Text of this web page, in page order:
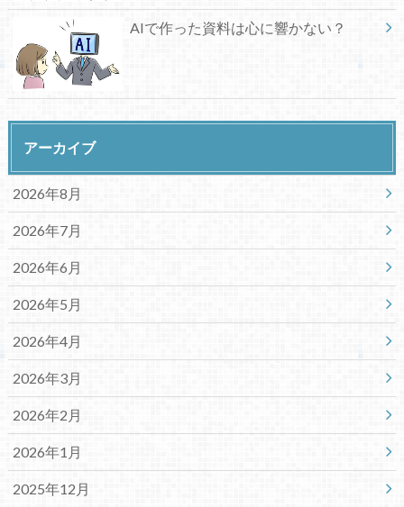
AIで作った資料は心に響かない？
アーカイブ
2026年8月
2026年7月
2026年6月
2026年5月
2026年4月
2026年3月
2026年2月
2026年1月
2025年12月